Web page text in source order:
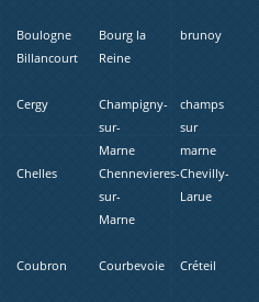
Boulogne
Billancourt
Bourg la
Reine
brunoy
Cergy
Champigny-
sur-
Marne
champs
sur
marne
Chelles
Chennevieres-
sur-
Marne
Chevilly-
Larue
Coubron
Courbevoie Créteil